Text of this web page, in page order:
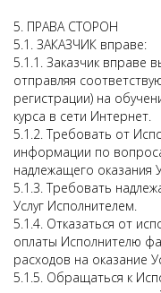
5. ПРАВА СТОРОН
5.1. ЗАКАЗЧИК вправе:
5.1.1. Заказчик вправе
отправляя
регистрации) на
курса в сети Интернет.
5.1.2. Требовать от
информации по
надлежащего оказания
5.1.3. Требовать
Услуг Исполнителем.
5.1.4. Отказаться от
оплаты Исполнителю
расходов на оказание
5.1.5. Обращаться к